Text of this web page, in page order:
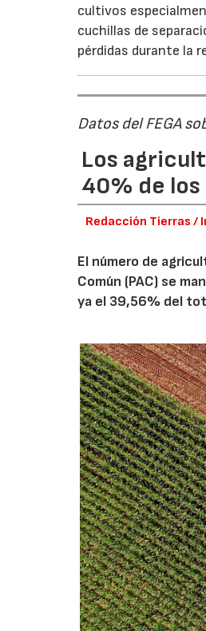
cultivos
cuchillas de
pérdidas durante la
Datos del FEGA
Los
40% de los
Redacción Tierras /
El número de
Común (PAC) se
ya el 39,56% del